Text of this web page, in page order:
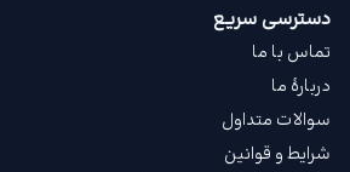
دسترسی سریع
تماس با ما
دربارهٔ ما
سوالات متداول
شرایط و قوانین